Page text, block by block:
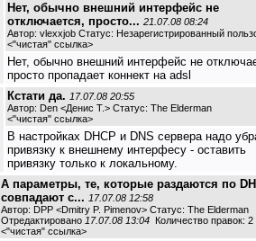
Нет, обычно внешний интерфейс не
отключается, просто... 21.07.08 08:24
Автор: vlexxjob Статус: Незарегистрированный
<"чистая" ссылка>
Нет, обычно внешний интерфейс не
просто пропадает коннект на adsl
Кстати да. 17.07.08 20:55
Автор: Den <Денис Т.> Статус: The Elderman
<"чистая" ссылка>
В настройках DHCP и DNS сервера надо
привязку к внешнему интерфесу - оставить
привязку только к локальному.
А параметры, те, которые раздаются по
совпадают с... 17.07.08 12:58
Автор: DPP <Dmitry P. Pimenov> Статус: The Elderman
Отредактировано 17.07.08 13:04 Количество правок: 2
<"чистая" ссылка>